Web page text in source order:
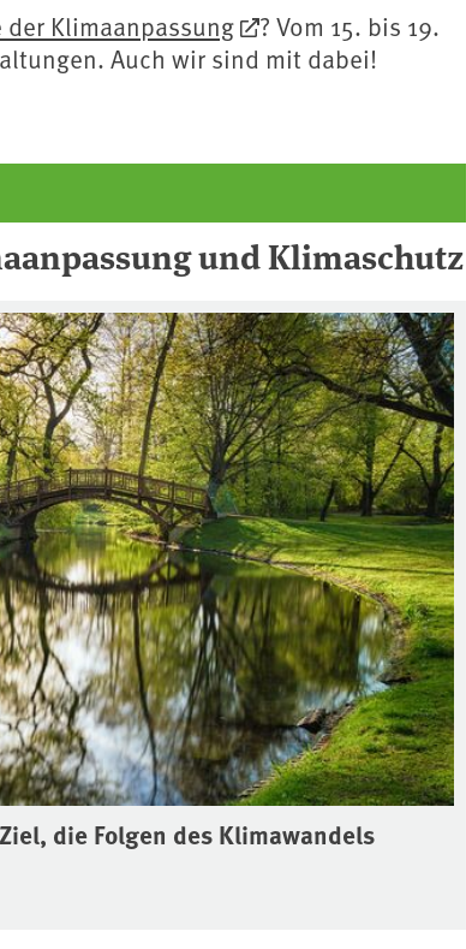
der Klimaanpassung
? Vom 15. bis 19.
Auch wir sind mit dabei!
und Klimaschutz
die Folgen des Klimawandels